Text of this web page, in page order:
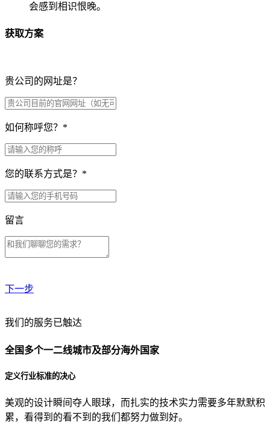
会感到相识恨晚。
获取方案
贵公司的网址是？
如何称呼您？ *
您的联系方式是？ *
留言
下一步
贵公司预算范围是？
贵公司的团队规模是？
目前主要的营销渠道是？
我们的服务已触达
全国多个一二线城市及部分海外国家
定义行业标准的决心
美观的设计瞬间夺人眼球，而扎实的技术实力需要多年默默积
累，看得到的看不到的我们都努力做到好。